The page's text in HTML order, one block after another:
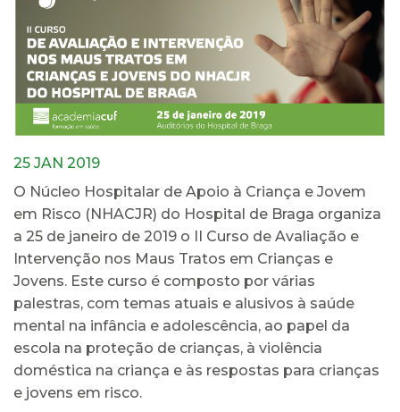
25 JAN 2019
O Núcleo Hospitalar de Apoio à Criança e Jovem
em Risco (NHACJR) do Hospital de Braga organiza
a 25 de janeiro de 2019 o II Curso de Avaliação e
Intervenção nos Maus Tratos em Crianças e
Jovens. Este curso é composto por várias
palestras, com temas atuais e alusivos à saúde
mental na infância e adolescência, ao papel da
escola na proteção de crianças, à violência
doméstica na criança e às respostas para crianças
e jovens em risco.